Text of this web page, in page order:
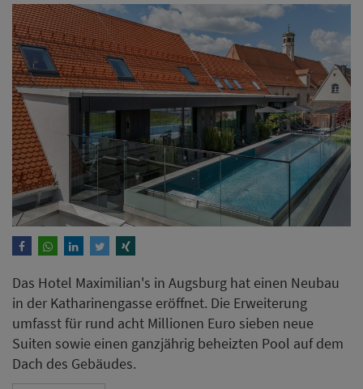
Das Hotel Maximilian's in Augsburg hat einen Neubau
in der Katharinengasse eröffnet. Die Erweiterung
umfasst für rund acht Millionen Euro sieben neue
Suiten sowie einen ganzjährig beheizten Pool auf dem
Dach des Gebäudes.